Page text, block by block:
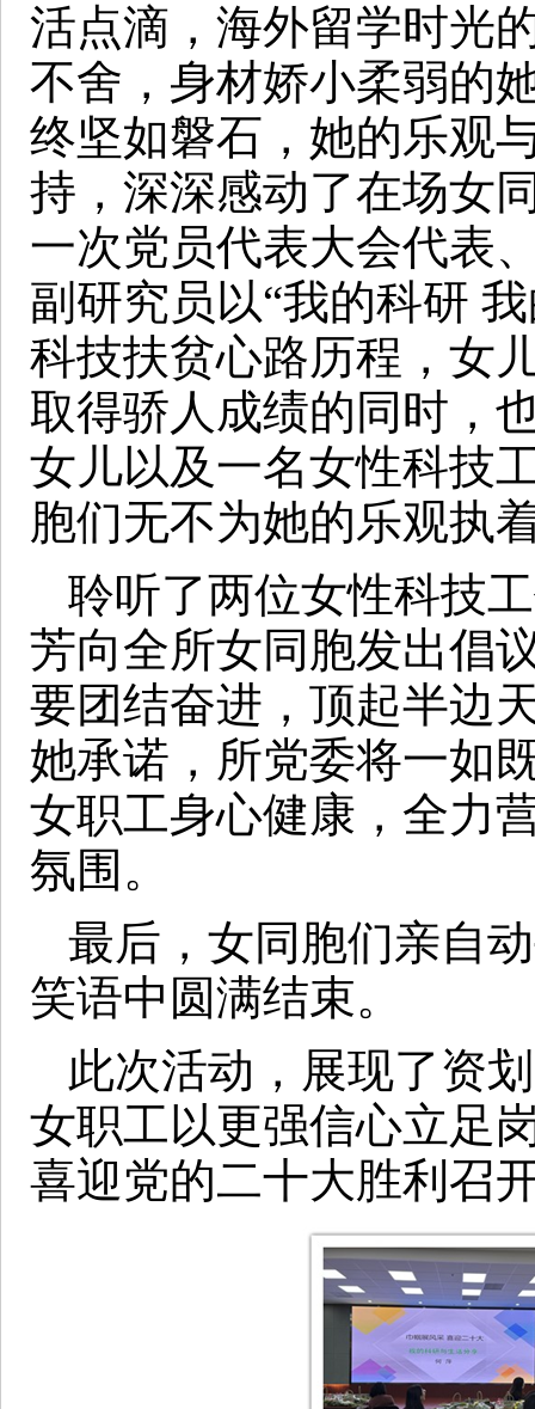
活点滴，海外留学时光
不舍，身材娇小柔弱的
终坚如磐石，她的乐观
持，深深感动了在场女
一次党员代表大会代表
副研究员以“我的科研
科技扶贫心路历程，女
取得骄人成绩的同时，
女儿以及一名女性科技
胞们无不为她的乐观执
聆听了两位女性科技
芳向全所女同胞发出倡
要团结奋进，顶起半边
她承诺，所党委将一如
女职工身心健康，全力
氛围。
最后，女同胞们亲自
笑语中圆满结束。
此次活动，展现了资
女职工以更强信心立足
喜迎党的二十大胜利召